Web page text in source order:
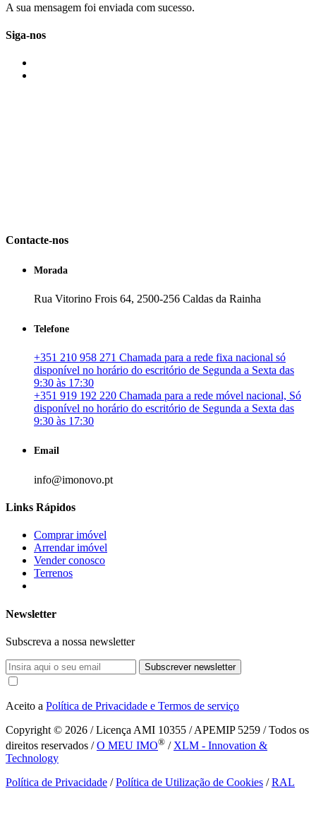
A sua mensagem foi enviada com sucesso.
Siga-nos
Contacte-nos
Morada
Rua Vitorino Frois 64, 2500-256 Caldas da Rainha
Telefone
+351 210 958 271 Chamada para a rede fixa nacional só
disponível no horário do escritório de Segunda a Sexta das
9:30 às 17:30
+351 919 192 220 Chamada para a rede móvel nacional, Só
disponível no horário do escritório de Segunda a Sexta das
9:30 às 17:30
Email
info@imonovo.pt
Links Rápidos
Comprar imóvel
Arrendar imóvel
Vender conosco
Terrenos
Newsletter
Subscreva a nossa newsletter
Subscrever newsletter
Aceito a Política de Privacidade e Termos de serviço
Copyright © 2026 / Licença AMI 10355 / APEMIP 5259 / Todos os
direitos reservados /O MEU IMO® / XLM - Innovation &
Technology
Política de Privacidade /Política de Utilização de Cookies /RAL